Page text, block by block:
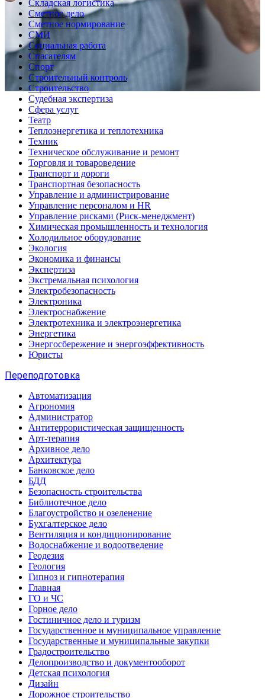
Складская логистика
Сметное дело
Сметное нормирование
СМИ
Социальная работа
Спасателям
Спорт
Строительный контроль
Строительство
Судебная экспертиза
Сфера услуг
Театр
Теплоэнергетика и теплотехника
Техник
Техническое обслуживание и ремонт
Торговля и товароведение
Транспорт и дороги
Транспортная безопасность
Управление и администрирование
Управление персоналом и HR
Управление рисками (Риск-менеджмент)
Химическая промышленность и технология
Холодильное оборудование
Экология
Экономика и финансы
Экспертиза
Экстремальная психология
Электробезопасность
Электроника
Электроснабжение
Электротехника и электроэнергетика
Энергетика
Энергосбережение и энергоэффективность
Юристы
Переподготовка
Автоматизация
Агрономия
Администратор
Антитеррористическая защищенность
Арт-терапия
Архивное дело
Архитектура
Банковское дело
БДД
Безопасность строительства
Библиотечное дело
Благоустройство и озеленение
Бухгалтерское дело
Вентиляция и кондиционирование
Водоснабжение и водоотведение
Геодезия
Геология
Гипноз и гипнотерапия
Главная
ГО и ЧС
Горное дело
Гостиничное дело и туризм
Государственное и муниципальное управление
Государственные и муниципальные закупки
Градостроительство
Делопроизводство и документооборот
Детская психология
Дизайн
Дорожное строительство